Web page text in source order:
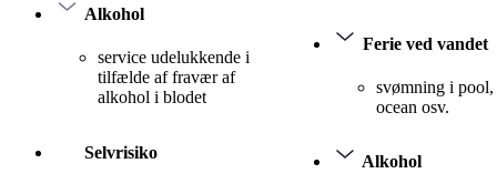
Alkohol
service udelukkende i
tilfælde af fravær af
alkohol i blodet
Selvrisiko
Ferie ved vandet
svømning i pool,
ocean osv.
Alkohol